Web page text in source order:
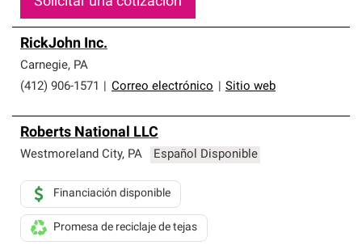
RickJohn Inc.
Carnegie, PA
(412) 906-1571
Correo electrónico Sitio web
Roberts National LLC
Westmoreland City, PA Español Disponible
Financiación disponible
Promesa de reciclaje de tejas